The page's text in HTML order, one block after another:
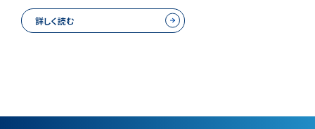
詳しく読む